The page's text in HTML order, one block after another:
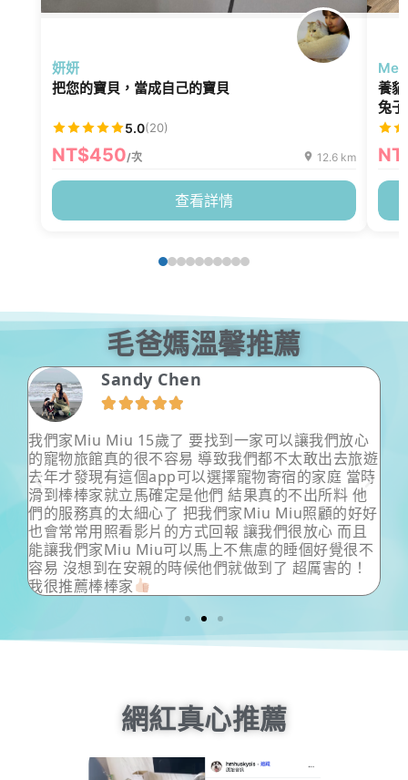
妍妍
把您的寶貝，當成自己的寶貝
5.0(20)
NT$450/次 12.6 km
查看詳情
Mei
養
兔
容
及
毛爸媽溫馨推薦
遊
時
好
Morris Lee

超級細心溫柔以及專業的保姆姊姊，把狗狗照顧的無
微不至，會主動定時回報狗狗狀況以及跟飼主討論。
狗狗有問題也很熱心中肯的飼主意見以及給予協助。
狗狗給保姆姊姊帶根本舒適到不想回家啦！飼主也能
安全出遊。超級無敵棒的姊姊！
網紅真心推薦